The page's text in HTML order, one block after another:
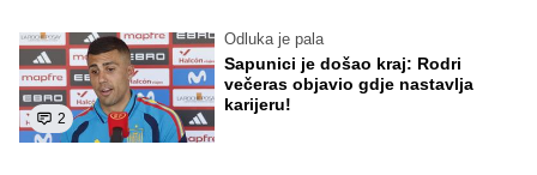
2
Odluka je pala
Sapunici je došao kraj: Rodri
večeras objavio gdje nastavlja
karijeru!